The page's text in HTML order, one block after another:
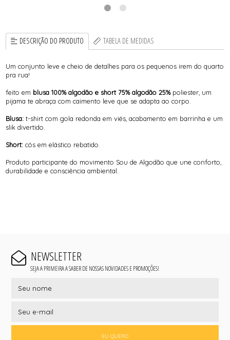
DESCRIÇÃO DO PRODUTO TABELA DE MEDIDAS
Um conjunto leve e cheio de detalhes para os pequenos irem do quarto
pra rua!
feito em blusa 100% algodão e short 75% algodão 25%poliester, um
pijama te abraça com caimento leve que se adapta ao corpo.
Blusa: t-shirt com gola redonda em viés, acabamento em barrinha e um
slik divertido.
Short: cós em elástico rebatido.
Produto participante do movimento Sou de Algodão que une conforto,
durabilidade e consciência ambiental.
NEWSLETTER
SEJA A PRIMEIRA A SABER DE NOSSAS NOVIDADES E PROMOÇÕES!
EU QUERO